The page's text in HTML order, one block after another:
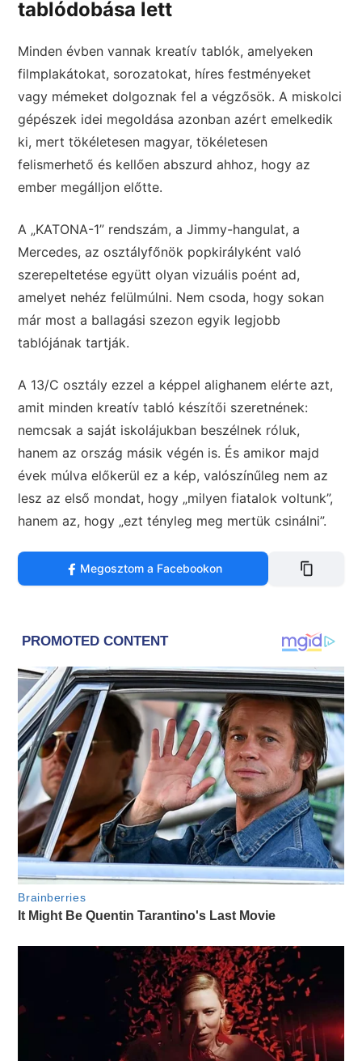
tablódobása lett
Minden évben vannak kreatív tablók, amelyeken
filmplakátokat, sorozatokat, híres festményeket
vagy mémeket dolgoznak fel a végzősök. A miskolci
gépészek idei megoldása azonban azért emelkedik
ki, mert tökéletesen magyar, tökéletesen
felismerhető és kellően abszurd ahhoz, hogy az
ember megálljon előtte.
A „KATONA-1” rendszám, a Jimmy-hangulat, a
Mercedes, az osztályfőnök popkirályként való
szerepeltetése együtt olyan vizuális poént ad,
amelyet nehéz felülmúlni. Nem csoda, hogy sokan
már most a ballagási szezon egyik legjobb
tablójának tartják.
A 13/C osztály ezzel a képpel alighanem elérte azt,
amit minden kreatív tabló készítői szeretnének:
nemcsak a saját iskolájukban beszélnek róluk,
hanem az ország másik végén is. És amikor majd
évek múlva előkerül ez a kép, valószínűleg nem az
lesz az első mondat, hogy „milyen fiatalok voltunk”,
hanem az, hogy „ezt tényleg meg mertük csinálni”.
Megosztom a Facebookon